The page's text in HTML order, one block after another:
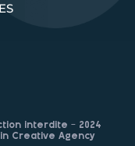
interdite – 2024
Creative Agency